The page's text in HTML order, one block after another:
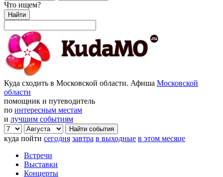
Что ищем?
Найти
Куда сходить в Московской области. Афиша Московской
области
помощник и путеводитель
по интересным местам
и лучшим событиям
куда пойти сегодня завтра в выходные в этом месяце
Встречи
Выставки
Концерты